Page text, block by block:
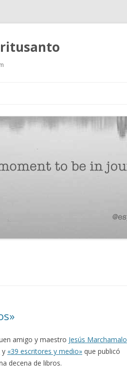
amigo y maestro Jesús Marchamalo
y «39 escritores y medio» que publicó
decena de libros.